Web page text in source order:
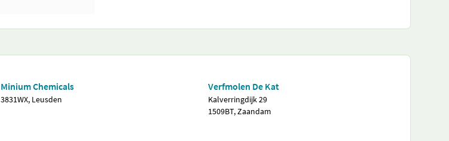
Minium Chemicals
3831WX, Leusden
Verfmolen De Kat
Kalverringdijk 29
1509BT, Zaandam